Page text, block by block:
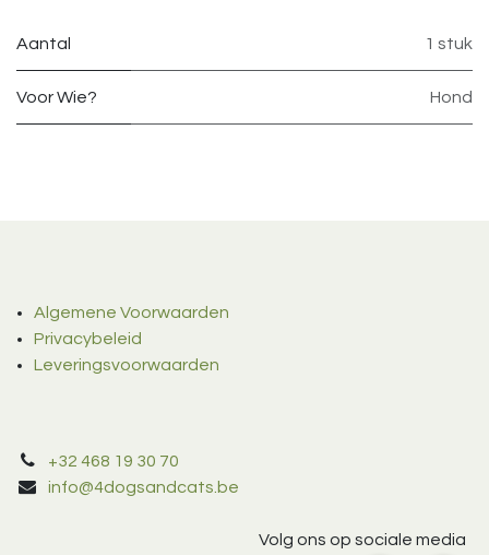
Aantal 1 stuk
Voor Wie? Hond
Algemene Voorwaarden
Privacybeleid
Leveringsvoorwaarden
+32 468 19 30 70
info@4dogsandcats.be
Volg ons op sociale media